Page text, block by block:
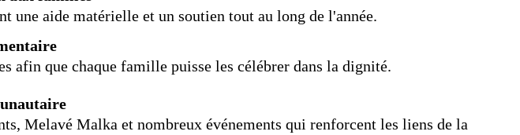
une aide matérielle et un soutien tout au long de l'année.
afin que chaque famille puisse les célébrer dans la dignité.
Melavé Malka et nombreux événements qui renforcent les liens de la